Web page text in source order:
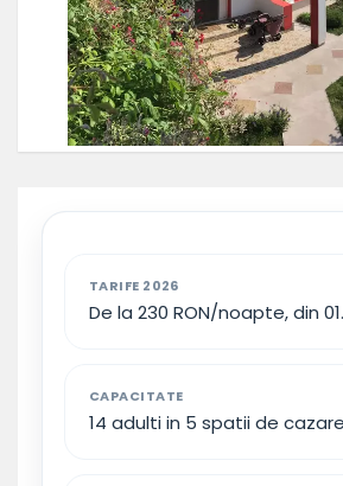
TARIFE 2026
De la 230 RON/noapte, din
CAPACITATE
14 adulti in 5 spatii de cazare